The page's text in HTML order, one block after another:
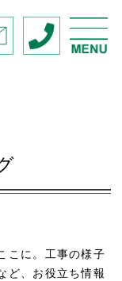
こに。工事の様子
ど、お役立ち情報